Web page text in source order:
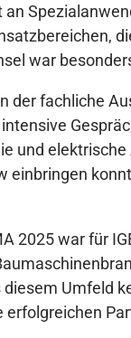
war
der fachliche
und
einbringen
2025 war für
Umfeld
erfolgreichen